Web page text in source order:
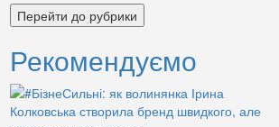
Перейти до рубрики
Рекомендуємо